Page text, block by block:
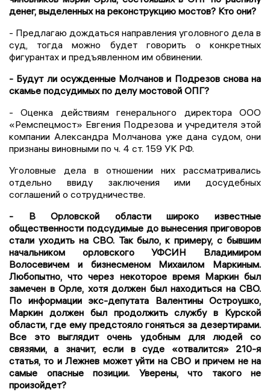
денег, выделенных на реконструкцию мостов? Кто они?
- Предлагаю дождаться направления уголовного дела в
суд, тогда можно будет говорить о конкретных
фигурантах и предъявленном им обвинении.
- Будут ли осужденные Молчанов и Подрезов снова на
скамье подсудимых по делу мостовой ОПГ?
- Оценка действиям генерального директора ООО
«Ремспецмост» Евгения Подрезова и учредителя этой
компании Александра Молчанова уже дана судом, они
признаны виновными по ч. 4 ст. 159 УК РФ.
Уголовные дела в отношении них рассматривались
отдельно ввиду заключения ими досудебных
соглашений о сотрудничестве.
- В Орловской области широко известные
общественности подсудимые до вынесения приговоров
стали уходить на СВО. Так было, к примеру, с бывшим
начальником орловского УФСИН Владимиром
Волосевичем и бизнесменом Михаилом Маркиным.
Любопытно, что через некоторое время Маркин был
замечен в Орле, хотя должен был находиться на СВО.
По информации экс-депутата Валентины Остроушко,
Маркин должен был продолжить службу в Курской
области, где ему предстояло гоняться за дезертирами.
Все это выглядит очень удобным для людей со
связями, а значит, если в суде «отвалится» 210-я
статья, то и Лежнев может уйти на СВО и причем не на
самые опасные позиции. Уверены, что такого не
произойдет?